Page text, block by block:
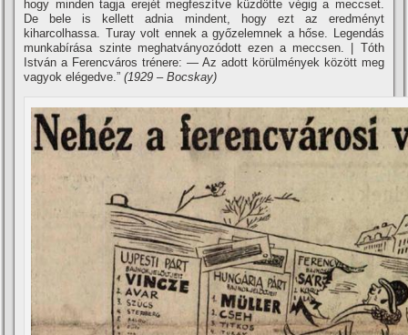
hogy minden tagja erejét megfeszí­tve küzdötte végig a meccset.
De bele is kellett adnia mindent, hogy ezt az eredményt
kiharcolhassa. Turay volt ennek a győzelemnek a hőse. Legendás
munkabí­rása szinte meghatványozódott ezen a meccsen. | Tóth
István a Ferencváros trénere: — Az adott körülmények között meg
vagyok elégedve.”(1929 – Bocskay)